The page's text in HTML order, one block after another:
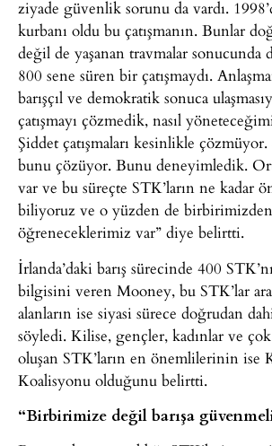
ziyade güvenlik sorunu da vardı.
kurbanı oldu bu çatışmanın. Bunlar
değil de yaşanan travmalar sonucunda
800 sene süren bir çatışmaydı.
barışçıl ve demokratik sonuca
çatışmayı çözmedik, nasıl
Şiddet çatışmaları kesinlikle
bunu çözüyor. Bunu deneyimledik.
var ve bu süreçte STK’ların ne kadar
biliyoruz ve o yüzden de birbirimizden
öğreneceklerimiz var” diye belirtti.
İrlanda’daki barış sürecinde 400
bilgisini veren Mooney, bu STK’lar
alanların ise siyasi sürece doğrudan
söyledi. Kilise, gençler, kadınlar ve çok
oluşan STK’ların en önemlilerinin ise
Koalisyonu olduğunu belirtti.
“Birbirimize değil barışa